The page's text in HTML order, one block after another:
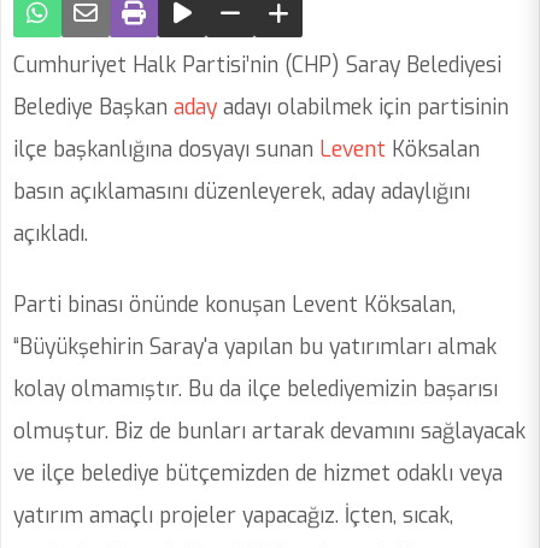
Cumhuriyet Halk Partisi’nin (CHP) Saray Belediyesi
Belediye Başkan aday adayı olabilmek için partisinin
ilçe başkanlığına dosyayı sunan Levent Köksalan
basın açıklamasını düzenleyerek, aday adaylığını
açıkladı.
Parti binası önünde konuşan Levent Köksalan,
“Büyükşehirin Saray'a yapılan bu yatırımları almak
kolay olmamıştır. Bu da ilçe belediyemizin başarısı
olmuştur. Biz de bunları artarak devamını sağlayacak
ve ilçe belediye bütçemizden de hizmet odaklı veya
yatırım amaçlı projeler yapacağız. İçten, sıcak,